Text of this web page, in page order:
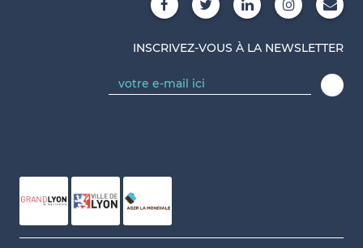
INSCRIVEZ-VOUS À LA NEWSLETTER